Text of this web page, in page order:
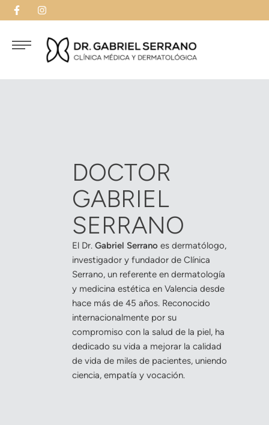
DOCTOR
GABRIEL
SERRANO
El Dr. Gabriel Serrano es dermatólogo,
investigador y fundador de Clínica
Serrano, un referente en dermatología
y medicina estética en Valencia desde
hace más de 45 años. Reconocido
internacionalmente por su
compromiso con la salud de la piel, ha
dedicado su vida a mejorar la calidad
de vida de miles de pacientes, uniendo
ciencia, empatía y vocación.